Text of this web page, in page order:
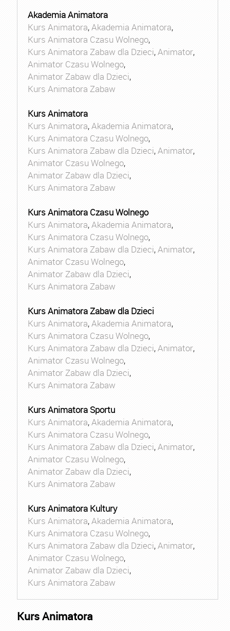
Akademia Animatora
Kurs Animatora,Akademia Animatora,
Kurs Animatora Czasu Wolnego,
Kurs Animatora Zabaw dla Dzieci,Animator,
Animator Czasu Wolnego,
Animator Zabaw dla Dzieci,
Kurs Animatora Zabaw
Kurs Animatora
Kurs Animatora,Akademia Animatora,
Kurs Animatora Czasu Wolnego,
Kurs Animatora Zabaw dla Dzieci,Animator,
Animator Czasu Wolnego,
Animator Zabaw dla Dzieci,
Kurs Animatora Zabaw
Kurs Animatora Czasu Wolnego
Kurs Animatora,Akademia Animatora,
Kurs Animatora Czasu Wolnego,
Kurs Animatora Zabaw dla Dzieci,Animator,
Animator Czasu Wolnego,
Animator Zabaw dla Dzieci,
Kurs Animatora Zabaw
Kurs Animatora Zabaw dla Dzieci
Kurs Animatora,Akademia Animatora,
Kurs Animatora Czasu Wolnego,
Kurs Animatora Zabaw dla Dzieci,Animator,
Animator Czasu Wolnego,
Animator Zabaw dla Dzieci,
Kurs Animatora Zabaw
Kurs Animatora Sportu
Kurs Animatora,Akademia Animatora,
Kurs Animatora Czasu Wolnego,
Kurs Animatora Zabaw dla Dzieci,Animator,
Animator Czasu Wolnego,
Animator Zabaw dla Dzieci,
Kurs Animatora Zabaw
Kurs Animatora Kultury
Kurs Animatora,Akademia Animatora,
Kurs Animatora Czasu Wolnego,
Kurs Animatora Zabaw dla Dzieci,Animator,
Animator Czasu Wolnego,
Animator Zabaw dla Dzieci,
Kurs Animatora Zabaw
Kurs Animatora